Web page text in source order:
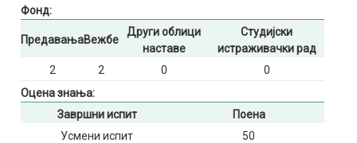
Фонд:
ПредавањаВежбе
Други облици
наставе
Студијски
истраживачки рад
2
2 0
0
Оцена знања:
Завршни испит
Поена
Усмени испит
50